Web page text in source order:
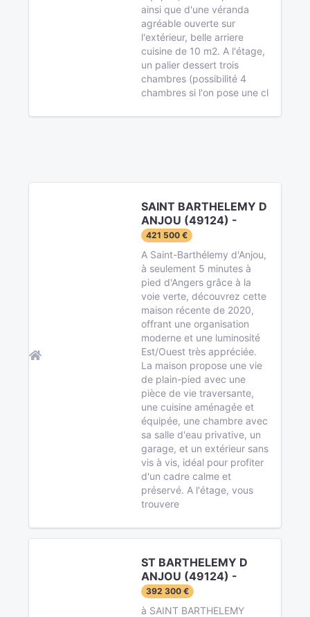
ainsi que d'une véranda
agréable ouverte sur
l'extérieur, belle arriere
cuisine de 10 m2. A l'étage,
un palier dessert trois
chambres (possibilité 4
chambres si l'on pose une cl
SAINT BARTHELEMY D
ANJOU (49124) -
421 500 €
A Saint-Barthélemy d'Anjou,
à seulement 5 minutes à
pied d'Angers grâce à la
voie verte, découvrez cette
maison récente de 2020,
offrant une organisation
moderne et une luminosité
Est/Ouest très appréciée.
La maison propose une vie
de plain-pied avec une
pièce de vie traversante,
une cuisine aménagée et
équipée, une chambre avec
sa salle d'eau privative, un
garage, et un extérieur sans
vis à vis, idéal pour profiter
d'un cadre calme et
préservé. A l'étage, vous
trouvere
ST BARTHELEMY D
ANJOU (49124) -
392 300 €
à SAINT BARTHELEMY